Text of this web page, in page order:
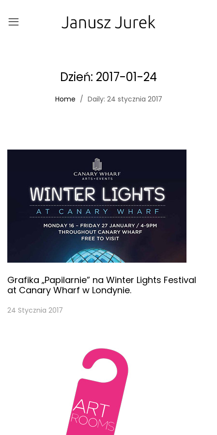
Dzień: 2017-01-24
Home Daily: 24 stycznia 2017
Grafika „Papilarnie” na Winter Lights Festival
at Canary Wharf w Londynie.
24 Stycznia 2017